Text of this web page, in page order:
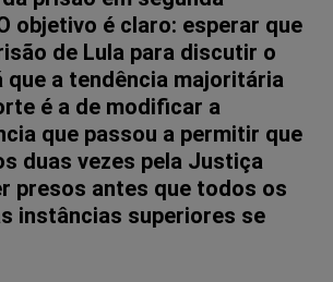
objetivo é claro: esperar que
de Lula para discutir o
que a tendência majoritária
é a de modificar a
que passou a permitir que
duas vezes pela Justiça
presos antes que todos os
instâncias superiores se